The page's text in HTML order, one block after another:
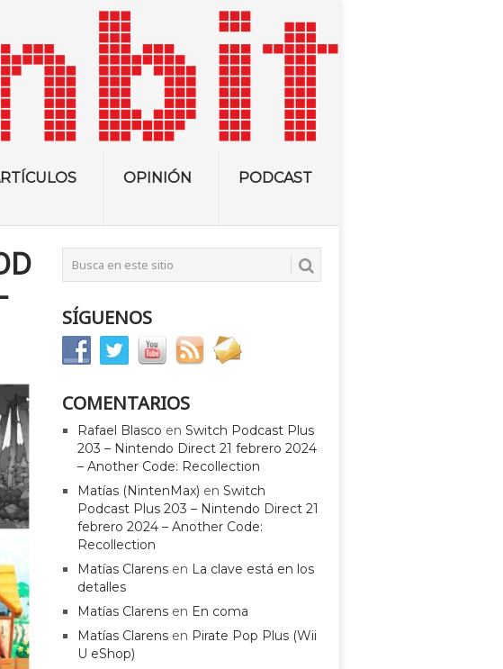
OPINIÓN PODCAST
SÍGUENOS
COMENTARIOS
Rafael Blasco enSwitch Podcast Plus
203 – Nintendo Direct 21 febrero 2024
– Another Code: Recollection
Matías (NintenMax) enSwitch
Podcast Plus 203 – Nintendo Direct 21
febrero 2024 – Another Code:
Recollection
Matías Clarens en La clave está en los
detalles
Matías Clarens en En coma
Matías Clarens en Pirate Pop Plus (Wii
U eShop)